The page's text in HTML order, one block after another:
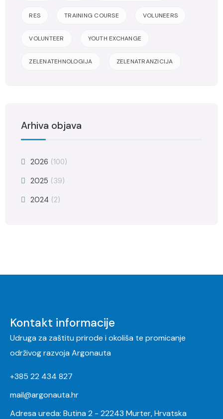
RES TRAINING COURSE VOLUNEERS
VOLUNTEER YOUTH EXCHANGE
ZELENATEHNOLOGIJA ZELENATRANZICIJA
Arhiva objava
2026 (100)
2025 (39)
2024 (2)
Kontakt informacije
Udruga za zaštitu prirode i okoliša te promicanje
održivog razvoja Argonauta
+385 22 434 827
mail@argonauta.hr
Adresa ureda: Butina 2 - 22243 Murter, Hrvatska